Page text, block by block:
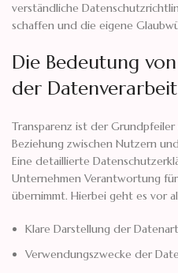
verständliche
schaffen und die eigene
Die Bedeutung
der
Transparenz ist der
Beziehung zwischen Nutzern
Eine detaillierte
Unternehmen Verantwortung
übernimmt. Hierbei geht es vor
Klare Darstellung der
Verwendungszwecke der